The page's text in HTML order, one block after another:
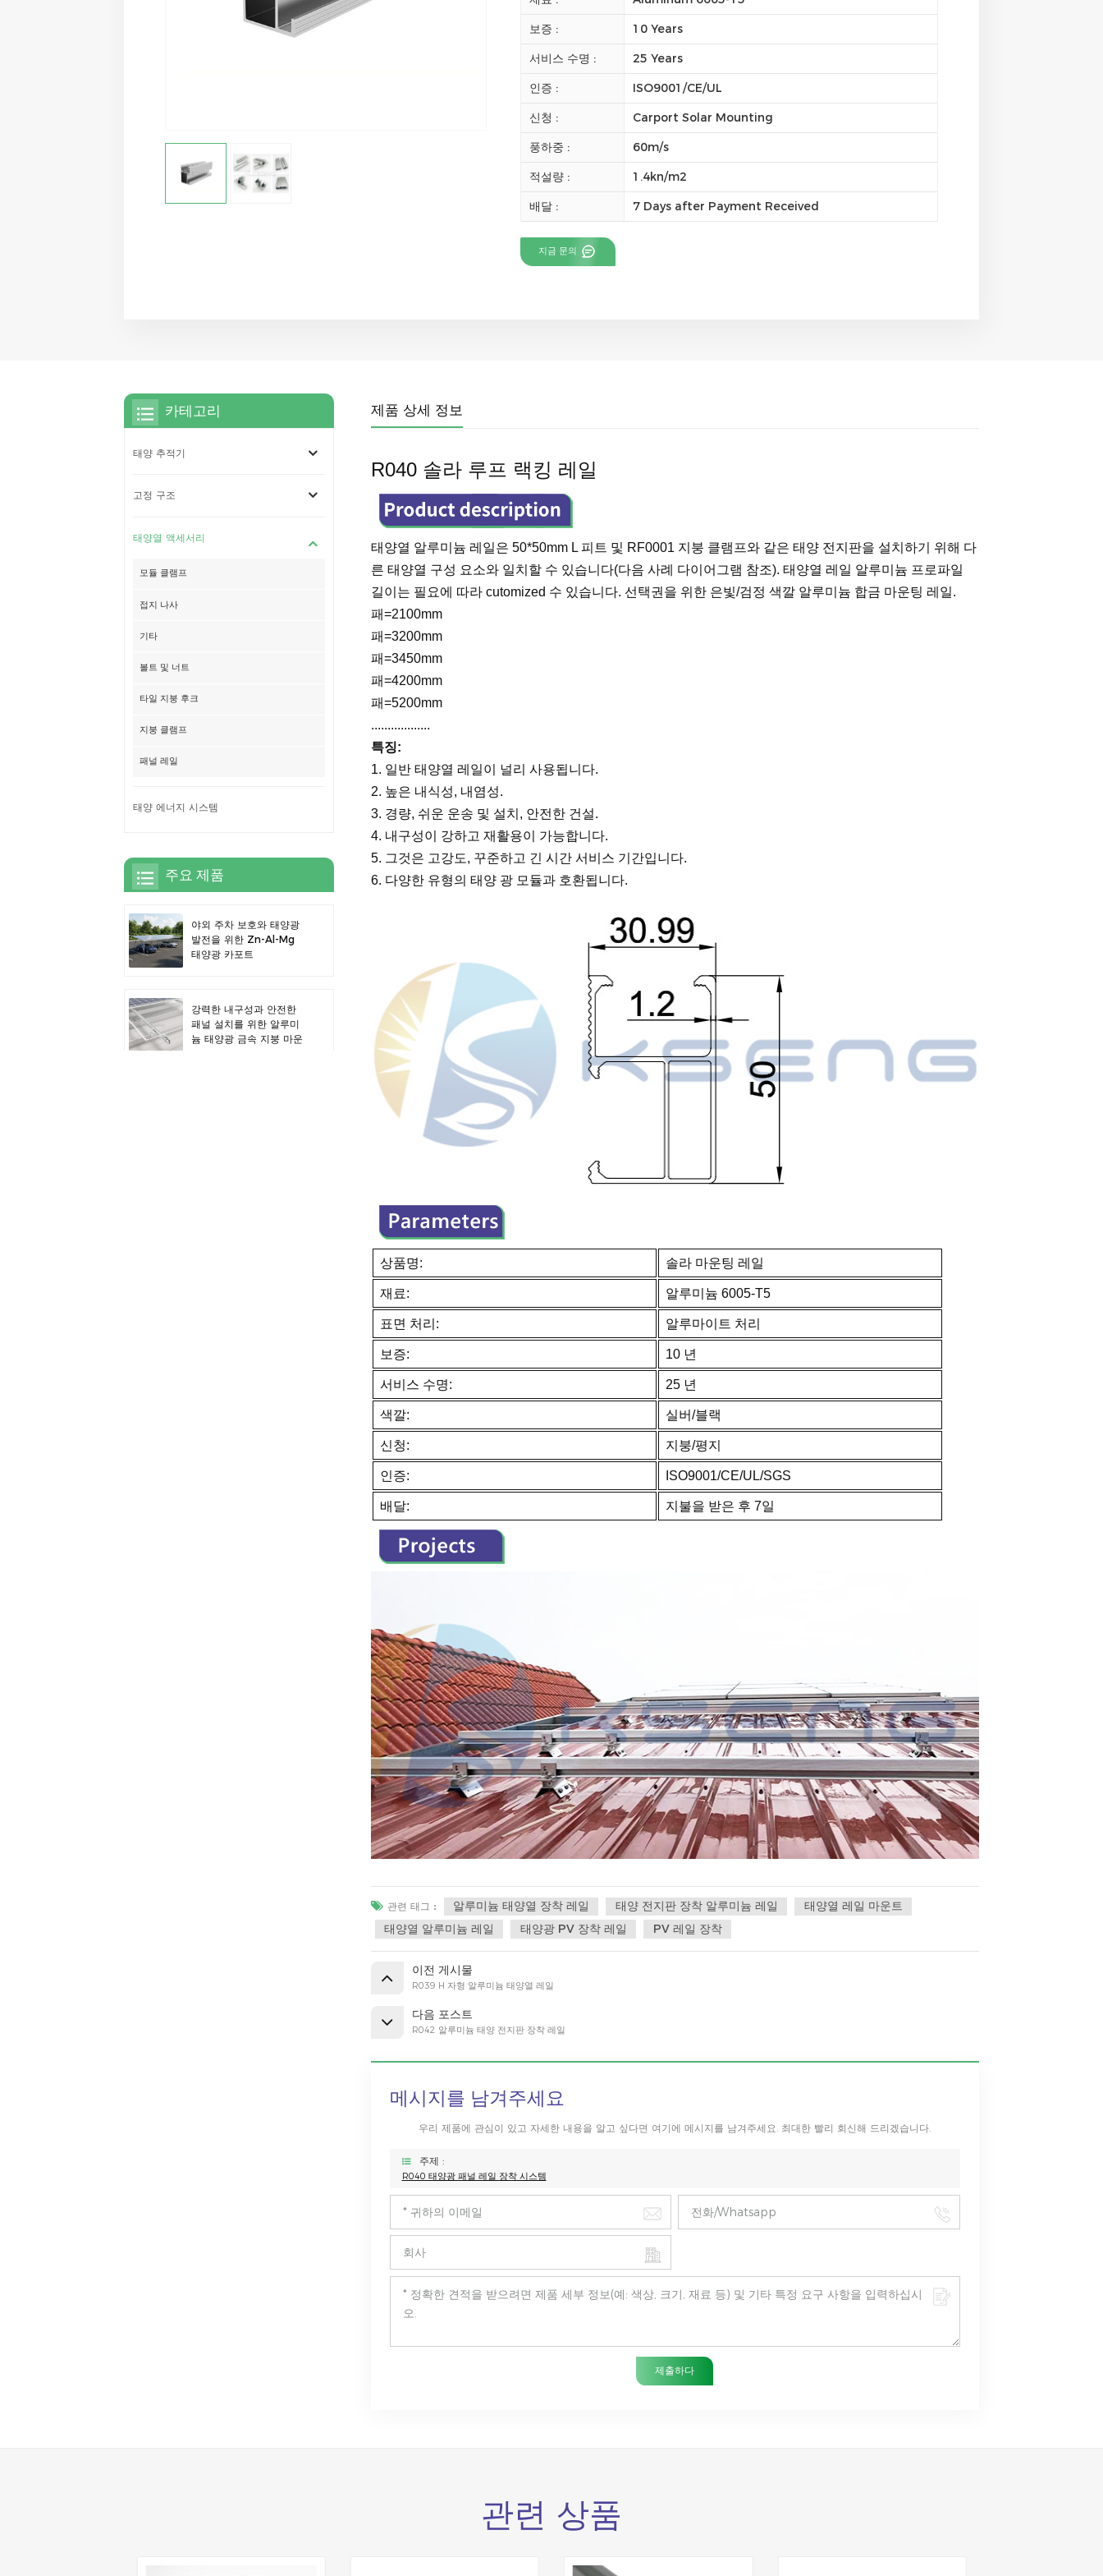
보증 :
10 Years
서비스 수명 :
25 Years
인증 :
ISO9001/CE/UL
신청 :
Carport Solar Mounting
풍하중 :
60m/s
적설량 :
1.4kn/m2
배달 :
7 Days after Payment Received
지금 문의
제품 상세 정보
R040 솔라 루프 랙킹 레일
태양열 알루미늄 레일은 50*50mm L 피트 및 RF0001 지붕 클램프와 같은 태양 전지판을 설치하기 위해 다
른 태양열 구성 요소와 일치할 수 있습니다(다음 사례 다이어그램 참조). 태양열 레일 알루미늄 프로파일
길이는 필요에 따라 cutomized 수 있습니다. 선택권을 위한 은빛/검정 색깔 알루미늄 합금 마운팅 레일.
패=2100mm
패=3200mm
패=3450mm
패=4200mm
패=5200mm
..................
특징:
1. 일반 태양열 레일이 널리 사용됩니다.
2. 높은 내식성, 내염성.
3. 경량, 쉬운 운송 및 설치, 안전한 건설.
4. 내구성이 강하고 재활용이 가능합니다.
5. 그것은 고강도, 꾸준하고 긴 시간 서비스 기간입니다.
6. 다양한 유형의 태양 광 모듈과 호환됩니다.
상품명: 솔라 마운팅 레일
재료: 알루미늄 6005-T5
표면 처리: 알루마이트 처리
보증: 10 년
서비스 수명: 25 년
색깔: 실버/블랙
신청: 지붕/평지
인증: ISO9001/CE/UL/SGS
배달: 지불을 받은 후 7일
관련 태그 : 알루미늄 태양열 장착 레일 태양 전지판 장착 알루미늄 레일
태양열 레일 마운트
태양열 알루미늄 레일
태양광 PV 장착 레일 PV 레일 장착
이전 게시물
R039 H 자형 알루미늄 태양열 레일
다음 포스트
R042 알루미늄 태양 전지판 장착 레일
메시지를 남겨주세요
우리 제품에 관심이 있고 자세한 내용을 알고 싶다면 여기에 메시지를 남겨주세요. 최대한 빨리 회신해 드리겠습니다.
주제 :
R040 태양광 패널 레일 장착 시스템
제출하다
카테고리
태양 추적기
고정 구조
태양열 액세서리
모듈 클램프
접지 나사
기타
볼트 및 너트
타일 ​​지붕 후크
지붕 클램프
패널 레일
태양 에너지 시스템
주요 제품
야외 주차 보호와 태양광
발전을 위한 Zn-Al-Mg
태양광 카포트
강력한 내구성과 안전한
패널 설치를 위한 알루미
늄 태양광 금속 지붕 마운
관련 상품